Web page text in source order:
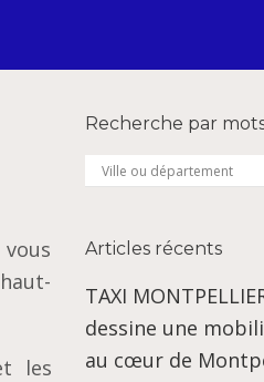
les
Recherche par
Articles récents
TAXI
dessine une
au cœur de